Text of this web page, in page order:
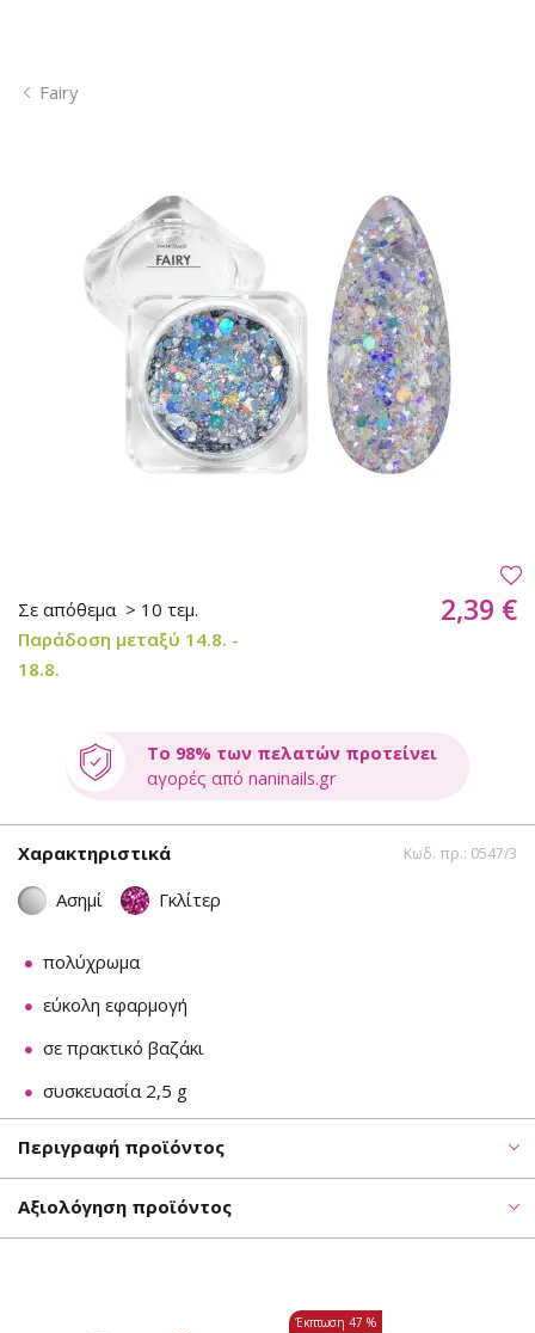
Fairy
Σε απόθεμα > 10 τεμ.
Παράδοση μεταξύ 14.8. -
18.8.
2,39 €
Το 98% των πελατών προτείνει
αγορές από naninails.gr
Χαρακτηριστικά Κωδ. πρ.: 0547/3
Ασημί Γκλίτερ
πολύχρωμα
εύκολη εφαρμογή
σε πρακτικό βαζάκι
συσκευασία 2,5 g
Περιγραφή προϊόντος
Αξιολόγηση προϊόντος
Έκπτωση 47 %